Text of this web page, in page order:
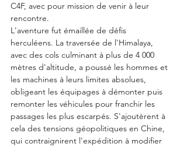
C4F, avec pour mission de venir à leur
rencontre.
L'aventure fut émaillée de défis
herculéens. La traversée de l'Himalaya,
avec des cols culminant à plus de 4 000
mètres d'altitude, a poussé les hommes et
les machines à leurs limites absolues,
obligeant les équipages à démonter puis
remonter les véhicules pour franchir les
passages les plus escarpés. S'ajoutèrent à
cela des tensions géopolitiques en Chine,
qui contraignirent l'expédition à modifier